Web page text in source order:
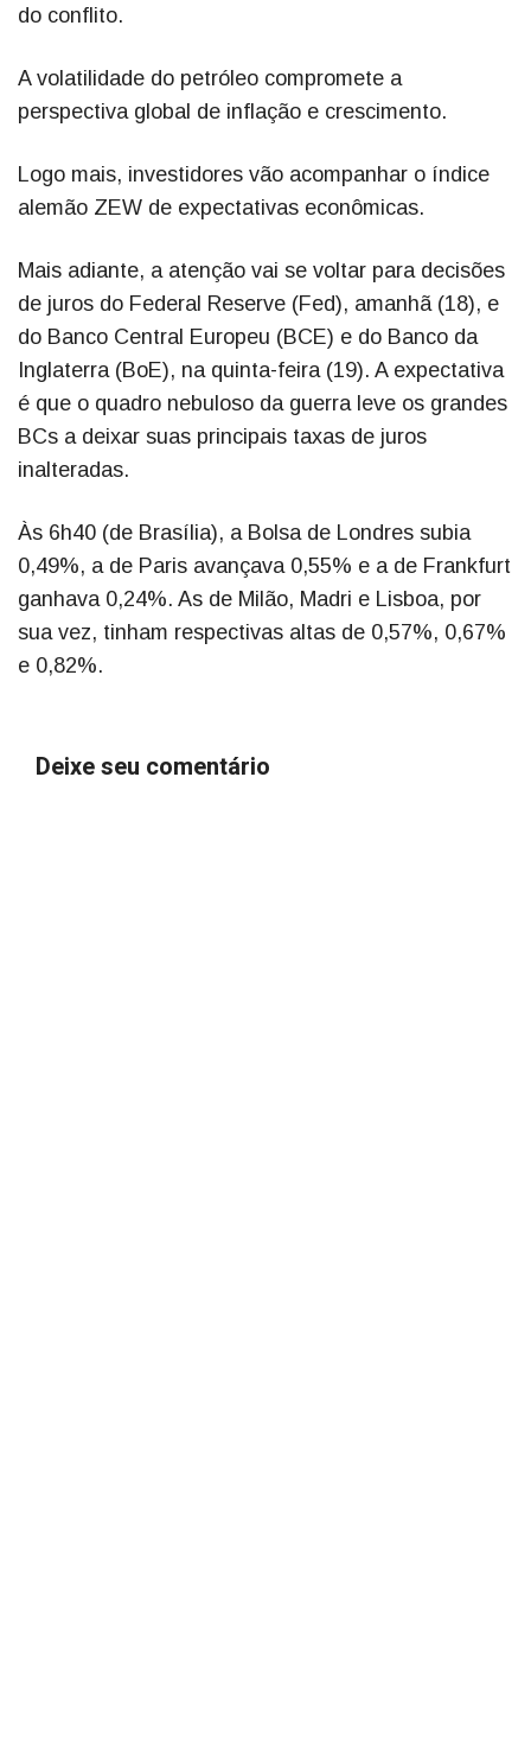
do conflito.
A volatilidade do petróleo compromete a
perspectiva global de inflação e crescimento.
Logo mais, investidores vão acompanhar o índice
alemão ZEW de expectativas econômicas.
Mais adiante, a atenção vai se voltar para decisões
de juros do Federal Reserve (Fed), amanhã (18), e
do Banco Central Europeu (BCE) e do Banco da
Inglaterra (BoE), na quinta-feira (19). A expectativa
é que o quadro nebuloso da guerra leve os grandes
BCs a deixar suas principais taxas de juros
inalteradas.
Às 6h40 (de Brasília), a Bolsa de Londres subia
0,49%, a de Paris avançava 0,55% e a de Frankfurt
ganhava 0,24%. As de Milão, Madri e Lisboa, por
sua vez, tinham respectivas altas de 0,57%, 0,67%
e 0,82%.
Deixe seu comentário